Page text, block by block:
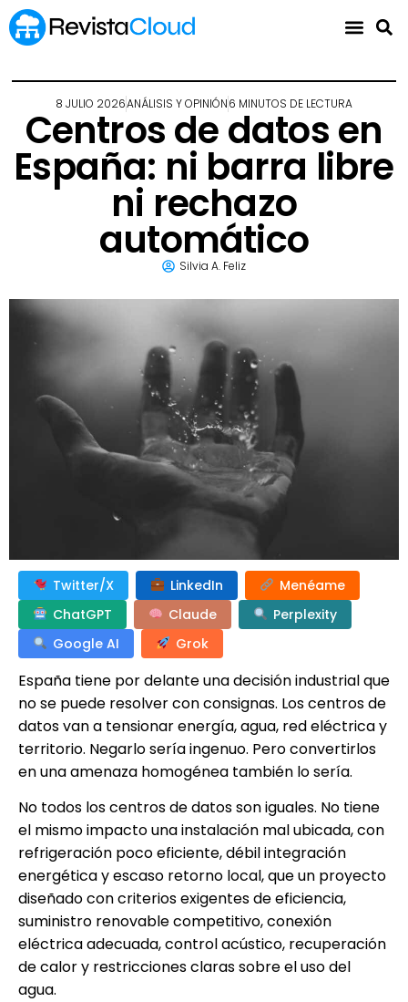
8 JULIO 2026ANÁLISIS Y OPINIÓN6 MINUTOS DE LECTURA
Centros de datos en
España: ni barra libre
ni rechazo
automático
Silvia A. Feliz
Twitter/X LinkedIn
Menéame
ChatGPT
Claude
Perplexity
Google AI
Grok
España tiene por delante una decisión industrial que
no se puede resolver con consignas. Los centros de
datos van a tensionar energía, agua, red eléctrica y
territorio. Negarlo sería ingenuo. Pero convertirlos
en una amenaza homogénea también lo sería.
No todos los centros de datos son iguales. No tiene
el mismo impacto una instalación mal ubicada, con
refrigeración poco eficiente, débil integración
energética y escaso retorno local, que un proyecto
diseñado con criterios exigentes de eficiencia,
suministro renovable competitivo, conexión
eléctrica adecuada, control acústico, recuperación
de calor y restricciones claras sobre el uso del
agua.